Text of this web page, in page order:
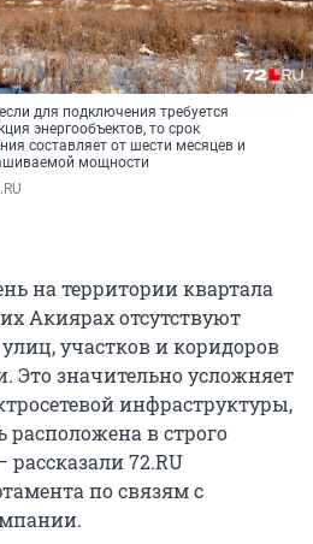
для подключения требуется
энергообъектов, то срок
составляет от шести месяцев и
мощности
на территории квартала
Акиярах отсутствуют
участков и коридоров
Это значительно усложняет
инфраструктуры,
в строго
72.RU
по связям с